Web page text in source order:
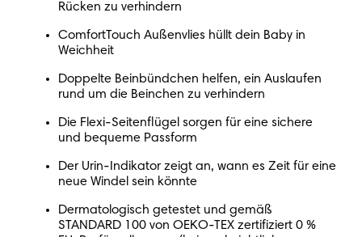
Rücken zu verhindern
ComfortTouch Außenvlies hüllt dein Baby in
Weichheit
Doppelte Beinbündchen helfen, ein Auslaufen
rund um die Beinchen zu verhindern
Die Flexi-Seitenflügel sorgen für eine sichere
und bequeme Passform
Der Urin-Indikator zeigt an, wann es Zeit für eine
neue Windel sein könnte
Dermatologisch getestet und gemäß
STANDARD 100 von OEKO-TEX zertifiziert 0 %